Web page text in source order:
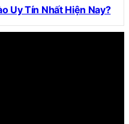
Uy Tín Nhất Hiện Nay?